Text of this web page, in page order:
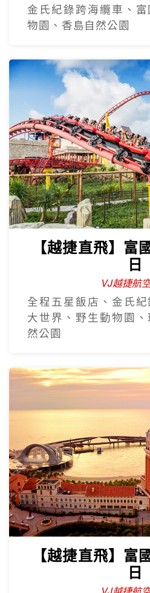
金氏紀錄跨海纜車、
物園、香島自然公園
【越捷直飛】富
日
VJ越捷航
全程五星飯店、金氏
大世界、野生動物園
然公園
【越捷直飛】富
日